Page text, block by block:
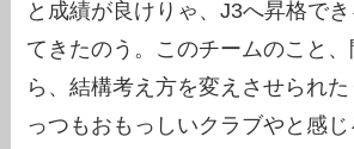
と成績が良けりゃ、J3へ昇格で
てきたのう。このチームのこと
ら、結構考え方を変えさせられ
っつもおもっしいクラブやと感